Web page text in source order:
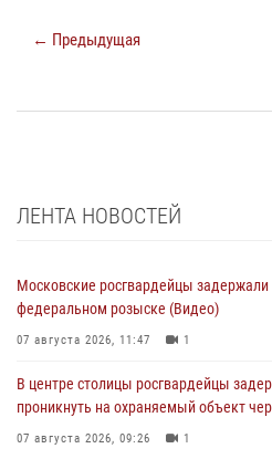
← Предыдущая
ЛЕНТА НОВОСТЕЙ
Московские росгвардейцы
федеральном розыске (Видео)
07 августа 2026, 11:47 1
В центре столицы росгвардейцы
проникнуть на охраняемый объект
07 августа 2026, 09:26 1